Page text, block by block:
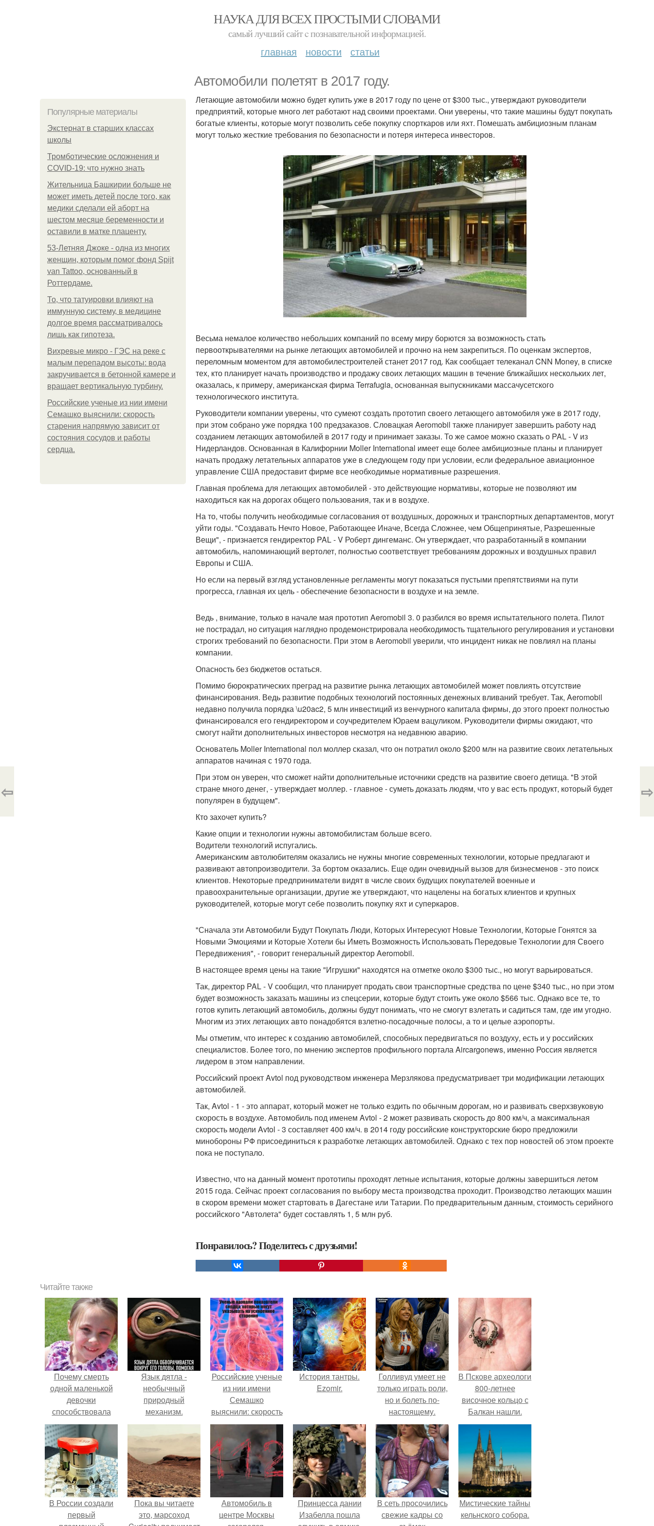
НАУКА ДЛЯ ВСЕХ ПРОСТЫМИ СЛОВАМИ
самый лучший сайт c познавательной информацией.
главная новости статьи
Автомобили полетят в 2017 году.
Популярные материалы
Экстернат в старших классах
школы
Тромботические осложнения и
COVID-19: что нужно знать
Жительница Башкирии больше не
может иметь детей после того, как
медики сделали ей аборт на
шестом месяце беременности и
оставили в матке плаценту.
53-Летняя Джоке - одна из многих
женщин, которым помог фонд Spijt
van Tattoo, основанный в
Роттердаме.
То, что татуировки влияют на
иммунную систему, в медицине
долгое время рассматривалось
лишь как гипотеза.
Вихревые микро - ГЭС на реке с
малым перепадом высоты: вода
закручивается в бетонной камере и
вращает вертикальную турбину.
Российские ученые из нии имени
Семашко выяснили: скорость
старения напрямую зависит от
состояния сосудов и работы
сердца.
Летающие автомобили можно будет купить уже в 2017 году по цене от $300 тыс., утверждают руководители
предприятий, которые много лет работают над своими проектами. Они уверены, что такие машины будут покупать
богатые клиенты, которые могут позволить себе покупку спорткаров или яхт. Помешать амбициозным планам
могут только жесткие требования по безопасности и потеря интереса инвесторов.
Весьма немалое количество небольших компаний по всему миру борются за возможность стать
первооткрывателями на рынке летающих автомобилей и прочно на нем закрепиться. По оценкам экспертов,
переломным моментом для автомобилестроителей станет 2017 год. Как сообщает телеканал CNN Money, в списке
тех, кто планирует начать производство и продажу своих летающих машин в течение ближайших нескольких лет,
оказалась, к примеру, американская фирма Terrafugia, основанная выпускниками массачусетского
технологического института.
Руководители компании уверены, что сумеют создать прототип своего летающего автомобиля уже в 2017 году,
при этом собрано уже порядка 100 предзаказов. Словацкая Aeromobil также планирует завершить работу над
созданием летающих автомобилей в 2017 году и принимает заказы. То же самое можно сказать о PAL - V из
Нидерландов. Основанная в Калифорнии Moller International имеет еще более амбициозные планы и планирует
начать продажу летательных аппаратов уже в следующем году при условии, если федеральное авиационное
управление США предоставит фирме все необходимые нормативные разрешения.
Главная проблема для летающих автомобилей - это действующие нормативы, которые не позволяют им
находиться как на дорогах общего пользования, так и в воздухе.
На то, чтобы получить необходимые согласования от воздушных, дорожных и транспортных департаментов, могут
уйти годы. "Создавать Нечто Новое, Работающее Иначе, Всегда Сложнее, чем Общепринятые, Разрешенные
Вещи", - признается гендиректор PAL - V Роберт дингеманс. Он утверждает, что разработанный в компании
автомобиль, напоминающий вертолет, полностью соответствует требованиям дорожных и воздушных правил
Европы и США.
Но если на первый взгляд установленные регламенты могут показаться пустыми препятствиями на пути
прогресса, главная их цель - обеспечение безопасности в воздухе и на земле.
Ведь , внимание, только в начале мая прототип Aeromobil 3. 0 разбился во время испытательного полета. Пилот
не пострадал, но ситуация наглядно продемонстрировала необходимость тщательного регулирования и установки
строгих требований по безопасности. При этом в Aeromobil уверили, что инцидент никак не повлиял на планы
компании.
Опасность без бюджетов остаться.
Помимо бюрократических преград на развитие рынка летающих автомобилей может повлиять отсутствие
финансирования. Ведь развитие подобных технологий постоянных денежных вливаний требует. Так, Aeromobil
недавно получила порядка \u20ac2, 5 млн инвестиций из венчурного капитала фирмы, до этого проект полностью
финансировался его гендиректором и соучредителем Юраем вацуликом. Руководители фирмы ожидают, что
смогут найти дополнительных инвесторов несмотря на недавнюю аварию.
Основатель Moller International пол моллер сказал, что он потратил около $200 млн на развитие своих летательных
аппаратов начиная с 1970 года.
При этом он уверен, что сможет найти дополнительные источники средств на развитие своего детища. "В этой
стране много денег, - утверждает моллер. - главное - суметь доказать людям, что у вас есть продукт, который будет
популярен в будущем".
Кто захочет купить?
Какие опции и технологии нужны автомобилистам больше всего.
Водители технологий испугались.
Американским автолюбителям оказались не нужны многие современных технологии, которые предлагают и
развивают автопроизводители. За бортом оказались. Еще один очевидный вызов для бизнесменов - это поиск
клиентов. Некоторые предприниматели видят в числе своих будущих покупателей военные и
правоохранительные организации, другие же утверждают, что нацелены на богатых клиентов и крупных
руководителей, которые могут себе позволить покупку яхт и суперкаров.
"Сначала эти Автомобили Будут Покупать Люди, Которых Интересуют Новые Технологии, Которые Гонятся за
Новыми Эмоциями и Которые Хотели бы Иметь Возможность Использовать Передовые Технологии для Своего
Передвижения", - говорит генеральный директор Aeromobil.
В настоящее время цены на такие "Игрушки" находятся на отметке около $300 тыс., но могут варьироваться.
Так, директор PAL - V сообщил, что планирует продать свои транспортные средства по цене $340 тыс., но при этом
будет возможность заказать машины из спецсерии, которые будут стоить уже около $566 тыс. Однако все те, то
готов купить летающий автомобиль, должны будут понимать, что не смогут взлетать и садиться там, где им угодно.
Многим из этих летающих авто понадобятся взлетно-посадочные полосы, а то и целые аэропорты.
Мы отметим, что интерес к созданию автомобилей, способных передвигаться по воздуху, есть и у российских
специалистов. Более того, по мнению экспертов профильного портала Aircargonews, именно Россия является
лидером в этом направлении.
Российский проект Avtol под руководством инженера Мерзлякова предусматривает три модификации летающих
автомобилей.
Так, Avtol - 1 - это аппарат, который может не только ездить по обычным дорогам, но и развивать сверхзвуковую
скорость в воздухе. Автомобиль под именем Avtol - 2 может развивать скорость до 800 км/ч, а максимальная
скорость модели Avtol - 3 составляет 400 км/ч. в 2014 году российские конструкторские бюро предложили
минобороны РФ присоединиться к разработке летающих автомобилей. Однако с тех пор новостей об этом проекте
пока не поступало.
Известно, что на данный момент прототипы проходят летные испытания, которые должны завершиться летом
2015 года. Сейчас проект согласования по выбору места производства проходит. Производство летающих машин
в скором времени может стартовать в Дагестане или Татарии. По предварительным данным, стоимость серийного
российского "Автолета" будет составлять 1, 5 млн руб.
Понравилось? Поделитесь с друзьями!
⇦ ⇨
Читайте также
Почему смерть
одной маленькой
девочки
способствовала
спасению 60 тысяч
людей?
Язык дятла -
необычный
природный
механизм.
Российские ученые
из нии имени
Семашко
выяснили: скорость
старения напрямую
зависит от
состояния сосудов
и работы сердца.
История тантры.
Ezomir.
Голливуд умеет не
только играть роли,
но и болеть по-
настоящему.
В Пскове археологи
800-летнее
височное кольцо с
Балкан нашли.
В России создали
первый
Пока вы читаете
это, марсоход
Автомобиль в
центре Москвы
Принцесса дании
Изабелла пошла
В сеть просочились
свежие кадры со
Мистические тайны
кельнского собора.